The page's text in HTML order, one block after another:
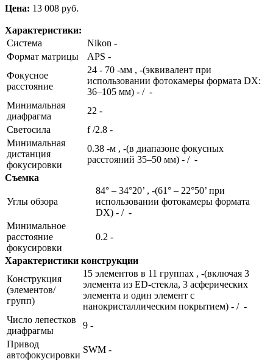
Цена: 13 008 pуб.
Характеристики:
Система
Nikon -
Формат матрицы
APS -
Фокусное
расстояние
24 - 70 -мм , -(эквивалент при
использовании фотокамеры формата DX:
36–105 мм) - / -
Минимальная
диафрагма
22 -
Светосила
f /2.8 -
Минимальная
дистанция
фокусировки
0.38 -м , -(в диапазоне фокусных
расстояний 35–50 мм) - / -
Съемка
Углы обзора
84° – 34°20’ , -(61° – 22°50’ при
использовании фотокамеры формата
DX) - / -
Минимальное
расстояние
фокусировки
0.2 -
Характеристики конструкции
Конструкция
(элементов/
групп)
15 элементов в 11 группах , -(включая 3
элемента из ED-стекла, 3 асферических
элемента и один элемент с
нанокристаллическим покрытием) - / -
Число лепестков
диафрагмы
9 -
Привод
автофокусировки
SWM -